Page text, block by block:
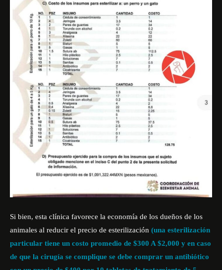
Si bien, esta clínica favorece la economía de los dueños de los
animales al reducir el precio de esterilización (una esterilización
particular tiene un costo promedio de $300 A $2,000 y en caso
de que la cirugía se complique se debe comprar un antibiótico